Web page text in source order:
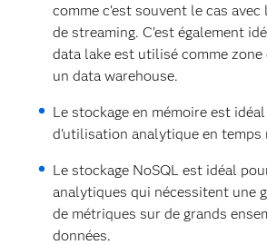
comme c'est souvent le cas
de streaming. C'est également
data lake est utilisé comme
un data warehouse.
Le stockage en mémoire est
d'utilisation analytique en temps
Le stockage NoSQL est idéal
analytiques qui nécessitent une
de métriques sur de grands
données.